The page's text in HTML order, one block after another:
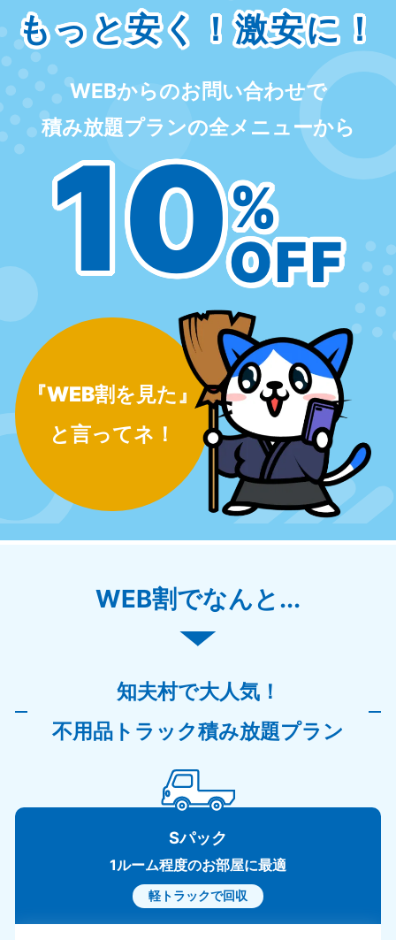
もっと安く！激安に！
WEBからのお問い合わせで
積み放題プランの全メニューから
10%
OFF
『WEB割を見た』
と言ってネ！
WEB割でなんと...
知夫村で大人気！
不用品トラック積み放題プラン
Sパック
1ルーム程度のお部屋に最適
軽トラックで回収